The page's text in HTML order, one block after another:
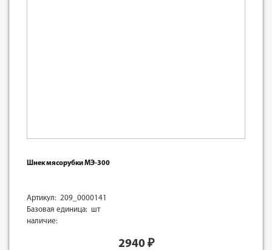
Шнек мясорубки МЭ-300
Артикул: 209_0000141
Базовая единица: шт
наличие:
2940₽